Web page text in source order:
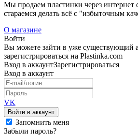
Мы продаем пластинки через интернет
стараемся делать всё с "избыточным
О магазине
Войти
Вы можете зайти в уже существующий
зарегистрироваться на Plastinka.com
Вход в аккаунтЗарегистрироваться
Вход в аккаунт
VK
Войти в аккаунт
Запомнить меня
Забыли пароль?